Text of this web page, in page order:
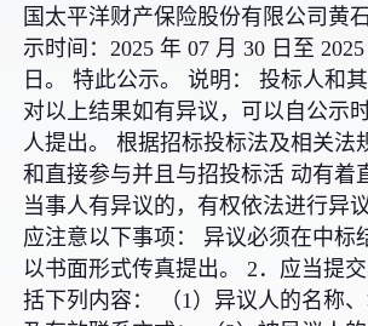
国太平洋财产保险股份有限公司黄
示时间：2025 年 07 月 30 日至
日。 特此公示。 说明： 投标人和
对以上结果如有异议，可以自公示
人提出。 根据招标投标法及相关法
和直接参与并且与招投标活 动有着
当事人有异议的，有权依法进行异
应注意以下事项： 异议必须在中标
以书面形式传真提出。 2．应当提
括下列内容： （1）异议人的名称